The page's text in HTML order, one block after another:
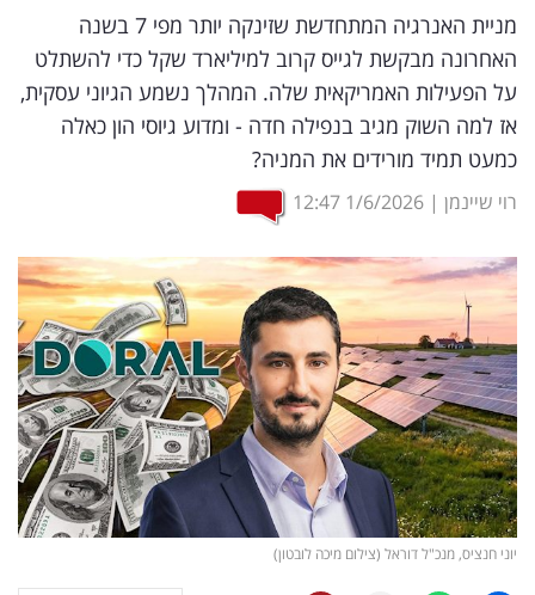
וטק
שיווק
ופרסום
משפט
ומחקרים
דעות
רכילות
עסקית
קריפטו
ויראלי
מניית האנרגיה המתחדשת שזינקה יותר מפי 7 בשנה
האחרונה מבקשת לגייס קרוב למיליארד שקל כדי להשתלט
על הפעילות האמריקאית שלה. המהלך נשמע הגיוני עסקית,
אז למה השוק מגיב בנפילה חדה - ומדוע גיוסי הון כאלה
כמעט תמיד מורידים את המניה?
רוי שיינמן |
1/6/2026
12:47
יוני חנציס, מנכ"ל דוראל (צילום מיכה לובטון)